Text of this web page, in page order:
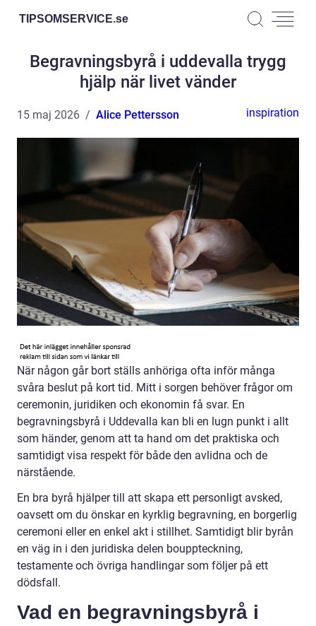
TIPSOMSERVICE.se
Begravningsbyrå i uddevalla trygg
hjälp när livet vänder
15 maj 2026 Alice Pettersson inspiration
När någon går bort ställs anhöriga ofta inför många
svåra beslut på kort tid. Mitt i sorgen behöver frågor om
ceremonin, juridiken och ekonomin få svar. En
begravningsbyrå i Uddevalla kan bli en lugn punkt i allt
som händer, genom att ta hand om det praktiska och
samtidigt visa respekt för både den avlidna och de
närstående.
En bra byrå hjälper till att skapa ett personligt avsked,
oavsett om du önskar en kyrklig begravning, en borgerlig
ceremoni eller en enkel akt i stillhet. Samtidigt blir byrån
en väg in i den juridiska delen bouppteckning,
testamente och övriga handlingar som följer på ett
dödsfall.
Vad en begravningsbyrå i